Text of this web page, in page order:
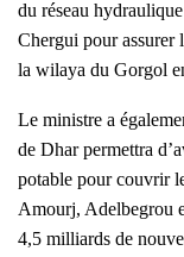
du réseau
Chergui pour assurer
la wilaya du Gorgol
Le ministre a
de Dhar permettra
potable pour couvrir
Amourj, Adelbegrou
4,5 milliards de